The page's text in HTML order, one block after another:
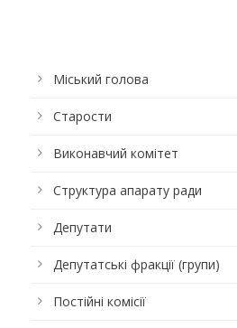
Міський голова
Старости
Виконавчий комітет
Структура апарату ради
Депутати
Депутатські фракції (групи)
Постійні комісії